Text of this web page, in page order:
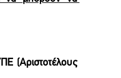
(Αριστοτέλους